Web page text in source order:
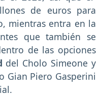
de euros para
mientras entra en la
que también se
de las opciones
del Cholo Simeone y
Gian Piero Gasperini